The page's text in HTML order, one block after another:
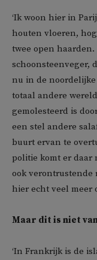
‘Ik woon hier in
houten vloeren,
twee open
schoonsteenveger,
nu in de
totaal andere
gemolesteerd is
een stel andere
buurt ervan te
politie komt er daar
ook verontrustende
hier echt veel meer
Maar dit is niet
‘In Frankrijk is de